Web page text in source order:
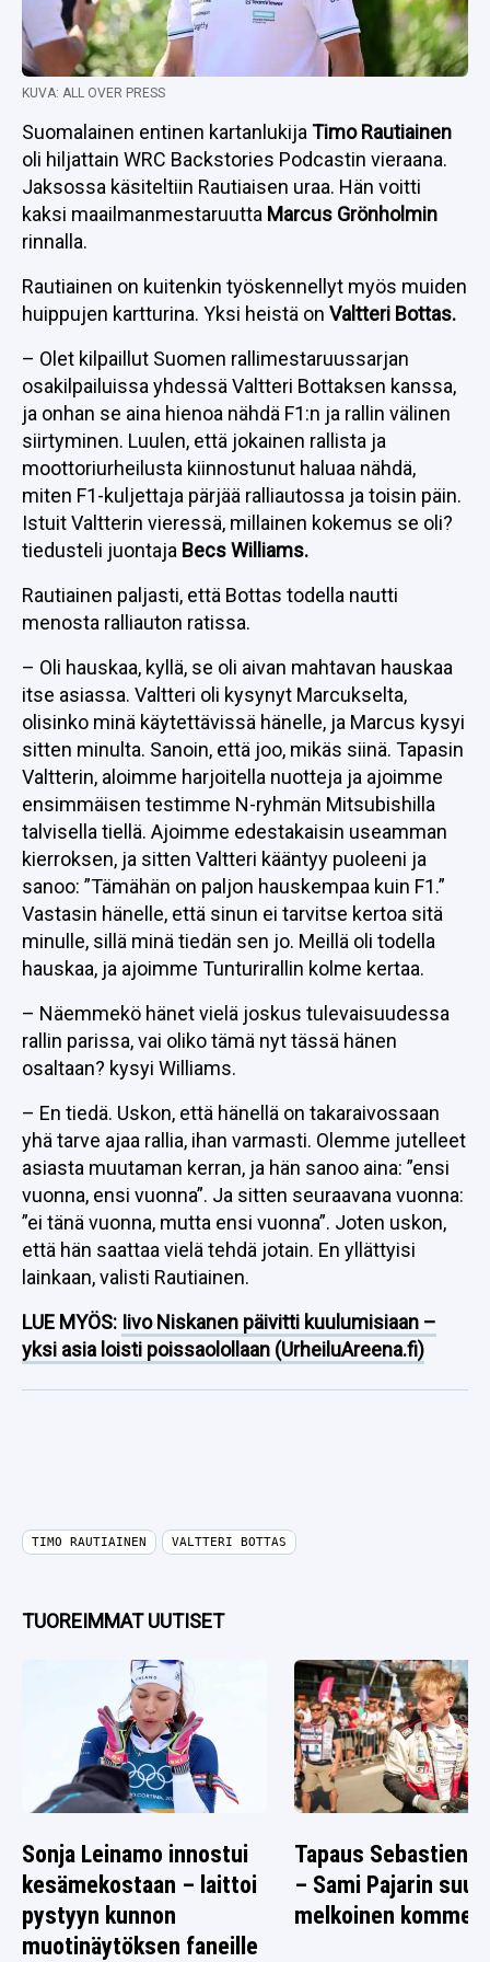
KUVA: ALL OVER PRESS
Suomalainen entinen kartanlukija Timo Rautiainen
oli hiljattain WRC Backstories Podcastin vieraana.
Jaksossa käsiteltiin Rautiaisen uraa. Hän voitti
kaksi maailmanmestaruutta Marcus Grönholmin
rinnalla.
Rautiainen on kuitenkin työskennellyt myös muiden
huippujen kartturina. Yksi heistä on Valtteri Bottas.
– Olet kilpaillut Suomen rallimestaruussarjan
osakilpailuissa yhdessä Valtteri Bottaksen kanssa,
ja onhan se aina hienoa nähdä F1:n ja rallin välinen
siirtyminen. Luulen, että jokainen rallista ja
moottoriurheilusta kiinnostunut haluaa nähdä,
miten F1-kuljettaja pärjää ralliautossa ja toisin päin.
Istuit Valtterin vieressä, millainen kokemus se oli?
tiedusteli juontaja Becs Williams.
Rautiainen paljasti, että Bottas todella nautti
menosta ralliauton ratissa.
– Oli hauskaa, kyllä, se oli aivan mahtavan hauskaa
itse asiassa. Valtteri oli kysynyt Marcukselta,
olisinko minä käytettävissä hänelle, ja Marcus kysyi
sitten minulta. Sanoin, että joo, mikäs siinä. Tapasin
Valtterin, aloimme harjoitella nuotteja ja ajoimme
ensimmäisen testimme N-ryhmän Mitsubishilla
talvisella tiellä. Ajoimme edestakaisin useamman
kierroksen, ja sitten Valtteri kääntyy puoleeni ja
sanoo: ”Tämähän on paljon hauskempaa kuin F1.”
Vastasin hänelle, että sinun ei tarvitse kertoa sitä
minulle, sillä minä tiedän sen jo. Meillä oli todella
hauskaa, ja ajoimme Tunturirallin kolme kertaa.
– Näemmekö hänet vielä joskus tulevaisuudessa
rallin parissa, vai oliko tämä nyt tässä hänen
osaltaan? kysyi Williams.
– En tiedä. Uskon, että hänellä on takaraivossaan
yhä tarve ajaa rallia, ihan varmasti. Olemme jutelleet
asiasta muutaman kerran, ja hän sanoo aina: ”ensi
vuonna, ensi vuonna”. Ja sitten seuraavana vuonna:
”ei tänä vuonna, mutta ensi vuonna”. Joten uskon,
että hän saattaa vielä tehdä jotain. En yllättyisi
lainkaan, valisti Rautiainen.
LUE MYÖS: Iivo Niskanen päivitti kuulumisiaan –
yksi asia loisti poissaolollaan (UrheiluAreena.fi)
TIMO RAUTIAINEN VALTTERI BOTTAS
TUOREIMMAT UUTISET
Sonja Leinamo innostui
kesämekostaan – laittoi
pystyyn kunnon
muotinäytöksen faneille
Tapaus Sebastien
– Sami Pajarin
melkoinen